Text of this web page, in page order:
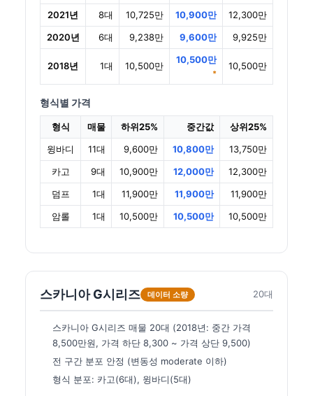
2021년 8대 10,725만 10,900만
12,300만
2020년
6대 9,238만 9,600만 9,925만
2018년 1대 10,500만
10,500만
*
10,500만
형식별 가격
형식 매물 하위25% 중간값
상위25%
윙바디
11대 9,600만 10,800만
13,750만
카고
9대 10,900만 12,000만
12,300만
덤프
1대 11,900만 11,900만
11,900만
암롤
1대 10,500만 10,500만 10,500만
스카니아 G시리즈 데이터 소량 20대
스카니아 G시리즈 매물 20대 (2018년: 중간 가격
8,500만원, 가격 하단 8,300 ~ 가격 상단 9,500)
전 구간 분포 안정 (변동성 moderate 이하)
형식 분포: 카고(6대), 윙바디(5대)